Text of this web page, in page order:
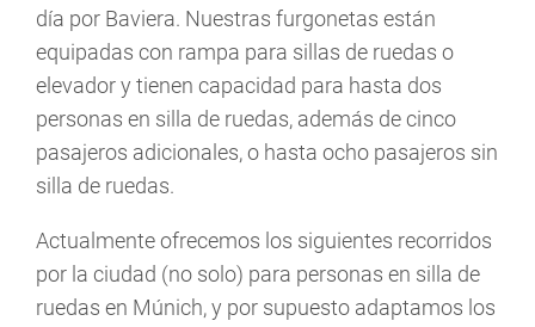
día por Baviera. Nuestras furgonetas están
equipadas con rampa para sillas de ruedas o
elevador y tienen capacidad para hasta dos
personas en silla de ruedas, además de cinco
pasajeros adicionales, o hasta ocho pasajeros sin
silla de ruedas.
Actualmente ofrecemos los siguientes recorridos
por la ciudad (no solo) para personas en silla de
ruedas en Múnich, y por supuesto adaptamos los